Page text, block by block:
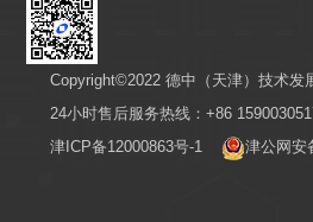
Copyright©2022 德中（天津）技术发
24小时售后服务热线：+86
津ICP备12000863号-1
津公网安